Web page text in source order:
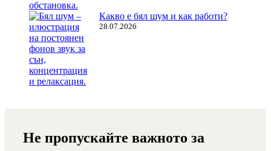
Какво е бял шум и как работи?
28.07.2026
Не пропускайте важното за